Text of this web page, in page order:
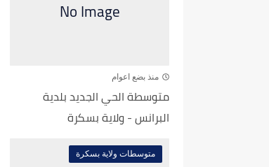
منذ بضع اعوام
متوسطة الحي الجديد بلدية
البرانس - ولاية بسكرة
متوسطات ولاية بسكرة